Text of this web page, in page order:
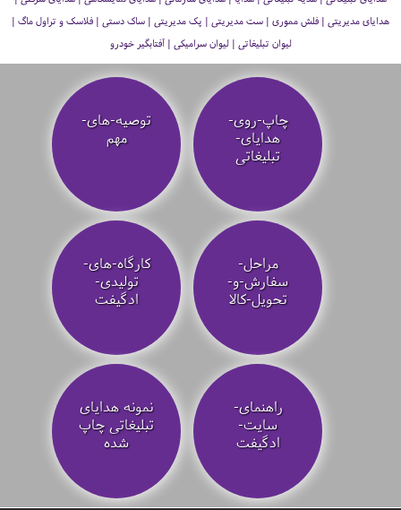
هدایای مدیریتی | فلش مموری | ست مدیریتی | پک مدیریتی | ساک دستی | فلاسک و تراول ماگ |
لیوان تبلیغاتی | لیوان سرامیکی | آفتابگیر خودرو
چاپ-روی-
هدایای-
تبلیغاتی
توصیه‌-های-
مهم
مراحل-
سفارش-و-
تحویل-کالا
کارگاه-های-
تولیدی-
ادگیفت
راهنمای-
سایت-
ادگیفت
نمونه هدایای
تبلیغاتی چاپ
شده